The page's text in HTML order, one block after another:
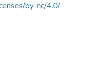
by-nc/4.0/